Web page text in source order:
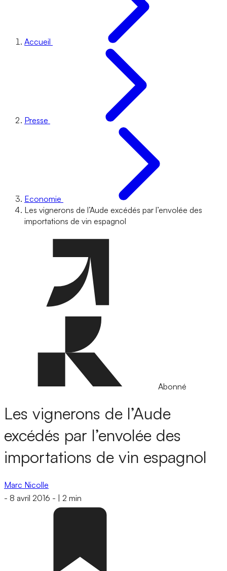
Accueil
Presse
Economie
Les vignerons de l’Aude excédés par l’envolée des
importations de vin espagnol
Abonné
Les vignerons de l’Aude
excédés par l’envolée des
importations de vin espagnol
Marc Nicolle
- 8 avril 2016 - 2 min